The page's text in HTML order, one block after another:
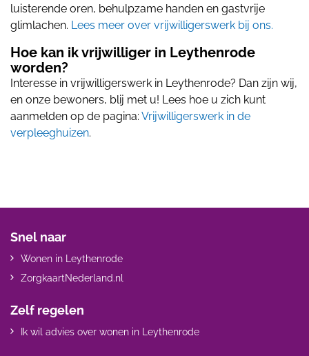
luisterende oren, behulpzame handen en gastvrije
glimlachen. Lees meer over vrijwilligerswerk bij ons.
Hoe kan ik vrijwilliger in Leythenrode
worden?
Interesse in vrijwilligerswerk in Leythenrode? Dan zijn wij,
en onze bewoners, blij met u! Lees hoe u zich kunt
aanmelden op de pagina: Vrijwilligerswerk in de
verpleeghuizen.
Snel naar
Wonen in Leythenrode
ZorgkaartNederland.nl
Zelf regelen
Ik wil advies over wonen in Leythenrode